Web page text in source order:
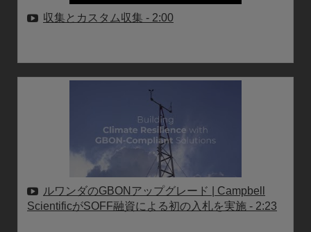
収集とカスタム収集 - 2:00
ルワンダのGBONアップグレード | Campbell
ScientificがSOFF融資による初の入札を実施 - 2:23